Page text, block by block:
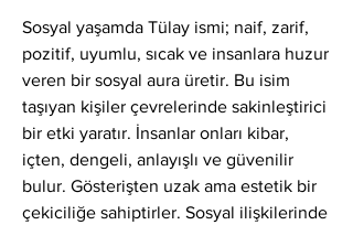
Sosyal yaşamda Tülay ismi; naif, zarif,
pozitif, uyumlu, sıcak ve insanlara huzur
veren bir sosyal aura üretir. Bu isim
taşıyan kişiler çevrelerinde sakinleştirici
bir etki yaratır. İnsanlar onları kibar,
içten, dengeli, anlayışlı ve güvenilir
bulur. Gösterişten uzak ama estetik bir
çekiciliğe sahiptirler. Sosyal ilişkilerinde